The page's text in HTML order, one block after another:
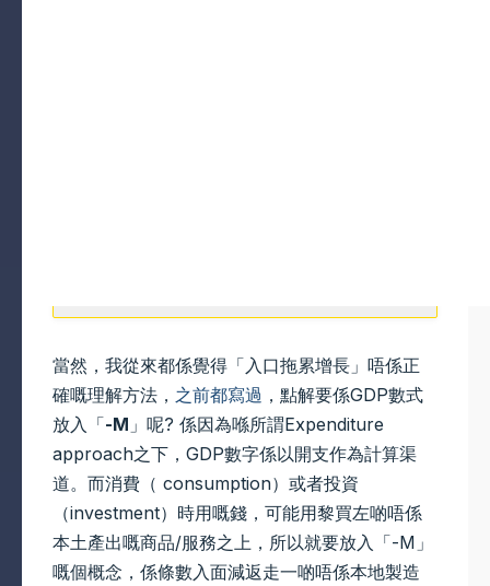
當然，我從來都係覺得「入口拖累增長」唔係正
確嘅理解方法， 之前都寫過 ，點解要係GDP數式
放入「-M 」呢? 係因為喺所謂Expenditure
approach之下，GDP數字係以開支作為計算渠
道。而消費（ consumption）或者投資
（investment）時用嘅錢，可能用黎買左啲唔係
本土產出嘅商品/服務之上，所以就要放入「-M」
嘅個概念，係條數入面減返走一啲唔係本地製造